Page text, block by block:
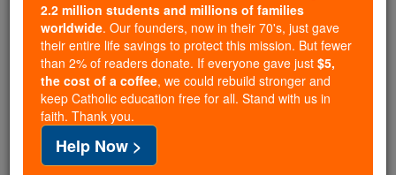
Because of generous supporters like you,
Catholic Online School has already delivered
free, faithful Catholic education to over 2.2
million students across 193 countries. In an age
of noise and algorithms, you are helping form
souls with truth, prayer, Scripture, and Christ.
If everyone who reads this gave just $5 — the
2.2 million students and millions of families
worldwide. Our founders, now in their 70's, just gave
their entire life savings to protect this mission. But fewer
than 2% of readers donate. If everyone gave just $5,
the cost of a coffee, we could rebuild stronger and
keep Catholic education free for all. Stand with us in
faith. Thank you.
Help Now >